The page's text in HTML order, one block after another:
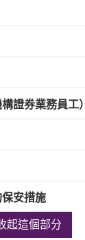
證券業務員工）
安措施
起這個部分